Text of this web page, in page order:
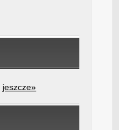
jeszcze»